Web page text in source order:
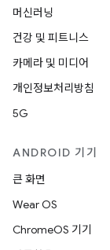
머신러닝
건강 및 피트니스
카메라 및 미디어
개인정보처리방침
5G
ANDROID 기기
큰 화면
Wear OS
ChromeOS 기기